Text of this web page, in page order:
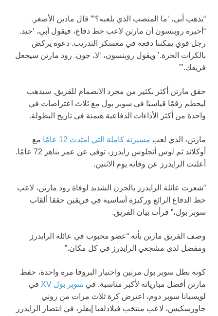
“يذهب أبي، ‘ما المنصب الذي يلعبه؟’” قال مادين الأصغر.
“أخبره روبنسون أن مارتن لاعب خط دفاع، فيقول أبي، ‘جيد.
رجل قوي يمكننا دفعه في معسكر التدريب. دعوه يركض
بالكرات الحرة.’ ويقول روبنسون، ‘لا، جون. رود مارتن سيجعل
فريقك.’”
حقق مارتن أكثر بكثير من مجرد الانضمام للفريق. سيذهب
ليحطم رقمًا قياسيًا في سوبر بول مع ثلاث اعتراضات في
واحدة من أكثر الأداءات الدفاعية هيمنة في تاريخ البطولة.
مارتن، الذي لعب مسيرته كاملة التي امتدت 12 عامًا
مع
أوكلاند ثم لوس أنجلوس رايدرز، توفي عن عمر يناهز 72 عامًا.
أعلنت الرايدرز عن وفاته يوم الاثنين.
“شعرت عائلة الرايدرز بالحزن الشديد لوفاة رود مارتن، لاعب
خط الدفاع الرائع وركيزة أساسية في فريقين حققا ألقاب
سوبر بول،” قرأت بيان الفريق.
وصف الفريق مارتن بأنه “عضو محبوب في عائلة الرايدرز
ومفضل لدى مشجعي الرايدرز في كل مكان.”
كونه بطل سوبر بول مرتين واختيار البروفا مرة واحدة، حفظ
مارتن أفضل مبارياته لأكبر مناسبة. في سوبر بول XV
في
لويسيانا سوبر دوم، اعترض كرة ثلاث مرات من روني
جاورسكيس، لاعب منتخب فيلادلفيا إيقلز، في انتصار الرايدرز